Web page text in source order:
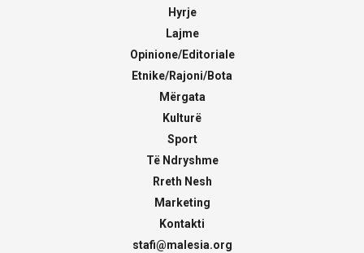
Hyrje
Lajme
Opinione/Editoriale
Etnike/Rajoni/Bota
Mërgata
Kulturë
Sport
Të Ndryshme
Rreth Nesh
Marketing
Kontakti
stafi@malesia.org